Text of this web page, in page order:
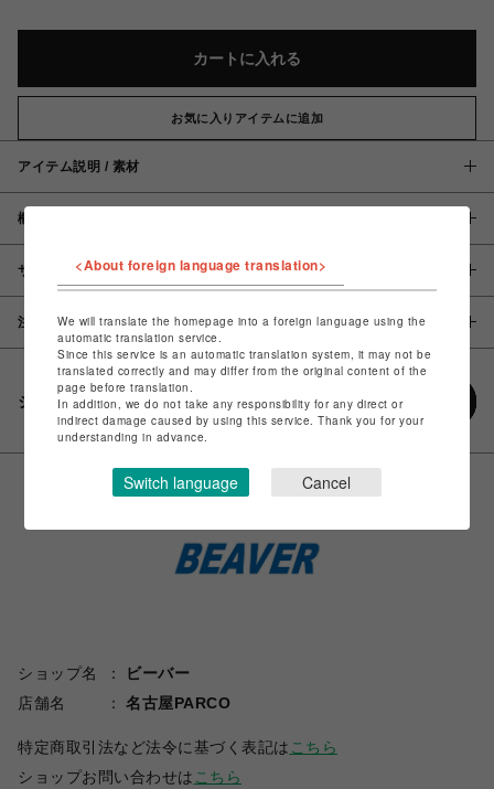
カートに入れる
お気に入りアイテムに追加
アイテム説明 / 素材
概要
サイズ
注意事項
シェアする
ショップ名
ビーバー
店舗名
名古屋PARCO
特定商取引法など法令に基づく表記は こちら
ショップお問い合わせは こちら
<About foreign language translation>
We will translate the homepage into a foreign language using the
automatic translation service.
Since this service is an automatic translation system, it may not be
translated correctly and may differ from the original content of the
page before translation.
In addition, we do not take any responsibility for any direct or
indirect damage caused by using this service. Thank you for your
understanding in advance.
Switch language Cancel